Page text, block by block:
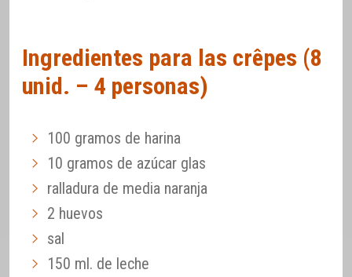
Ingredientes para las crêpes (8
unid. – 4 personas)
100 gramos de harina
10 gramos de azúcar glas
ralladura de media naranja
2 huevos
sal
150 ml. de leche